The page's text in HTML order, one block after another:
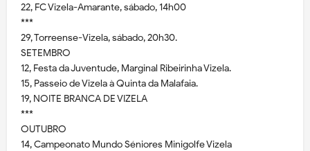
22, FC Vizela-Amarante, sábado, 14h00
***
29, Torreense-Vizela, sábado, 20h30.
SETEMBRO
12, Festa da Juventude, Marginal Ribeirinha Vizela.
15, Passeio de Vizela à Quinta da Malafaia.
19, NOITE BRANCA DE VIZELA
***
OUTUBRO
14, Campeonato Mundo Séniores Minigolfe Vizela